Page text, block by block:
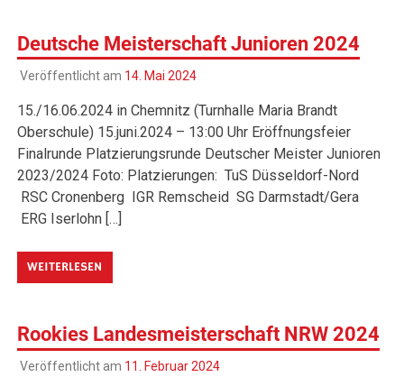
Deutsche Meisterschaft Junioren 2024
Veröffentlicht am 14. Mai 2024
15./16.06.2024 in Chemnitz (Turnhalle Maria Brandt
Oberschule) 15.juni.2024 – 13:00 Uhr Eröffnungsfeier
Finalrunde Platzierungsrunde Deutscher Meister Junioren
2023/2024 Foto: Platzierungen: TuS Düsseldorf-Nord
RSC Cronenberg IGR Remscheid SG Darmstadt/Gera
ERG Iserlohn […]
WEITERLESEN
Rookies Landesmeisterschaft NRW 2024
Veröffentlicht am 11. Februar 2024